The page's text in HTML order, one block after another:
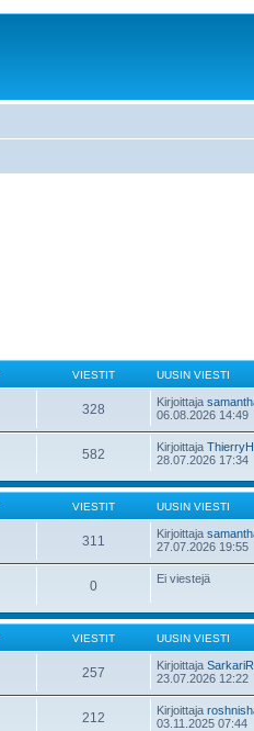
VIESTIT UUSIN VIESTI
328 Kirjoittaja
06.08.2026 14:49
582 Kirjoittaja
28.07.2026 17:34
VIESTIT UUSIN VIESTI
311 Kirjoittaja
27.07.2026 19:55
0 Ei viestejä
VIESTIT UUSIN VIESTI
257 Kirjoittaja
23.07.2026 12:22
212 Kirjoittaja
03.11.2025 07:44